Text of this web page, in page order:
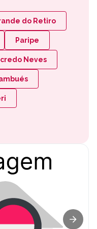
do Retiro
Paripe
Neves